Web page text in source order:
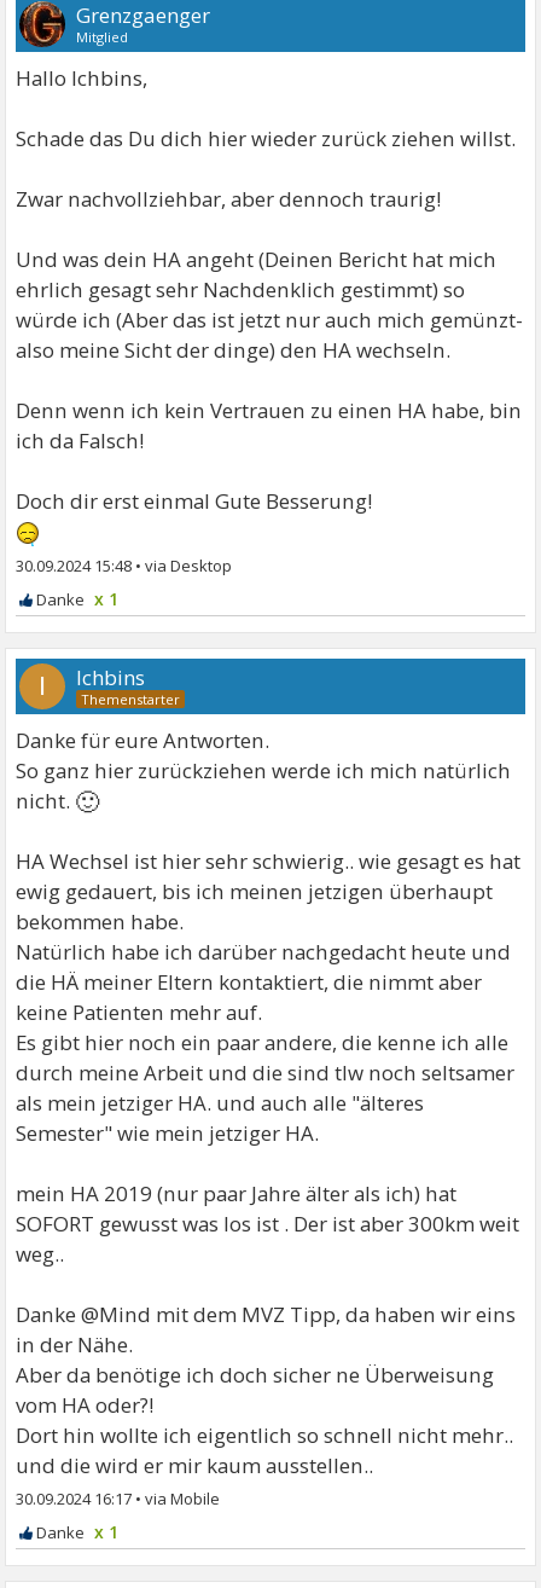
Grenzgaenger
Mitglied
Hallo Ichbins,
Schade das Du dich hier wieder zurück ziehen willst.
Zwar nachvollziehbar, aber dennoch traurig!
Und was dein HA angeht (Deinen Bericht hat mich
ehrlich gesagt sehr Nachdenklich gestimmt) so
würde ich (Aber das ist jetzt nur auch mich gemünzt-
also meine Sicht der dinge) den HA wechseln.
Denn wenn ich kein Vertrauen zu einen HA habe, bin
ich da Falsch!
Doch dir erst einmal Gute Besserung!
30.09.2024 15:48 •
x 1
I Ichbins
Danke für eure Antworten.
So ganz hier zurückziehen werde ich mich natürlich
nicht. 🙂
HA Wechsel ist hier sehr schwierig.. wie gesagt es hat
ewig gedauert, bis ich meinen jetzigen überhaupt
bekommen habe.
Natürlich habe ich darüber nachgedacht heute und
die HÄ meiner Eltern kontaktiert, die nimmt aber
keine Patienten mehr auf.
Es gibt hier noch ein paar andere, die kenne ich alle
durch meine Arbeit und die sind tlw noch seltsamer
als mein jetziger HA. und auch alle "älteres
Semester" wie mein jetziger HA.
mein HA 2019 (nur paar Jahre älter als ich) hat
SOFORT gewusst was los ist . Der ist aber 300km weit
weg..
Danke @Mind mit dem MVZ Tipp, da haben wir eins
in der Nähe.
Aber da benötige ich doch sicher ne Überweisung
vom HA oder?!
Dort hin wollte ich eigentlich so schnell nicht mehr..
und die wird er mir kaum ausstellen..
30.09.2024 16:17 •
x 1